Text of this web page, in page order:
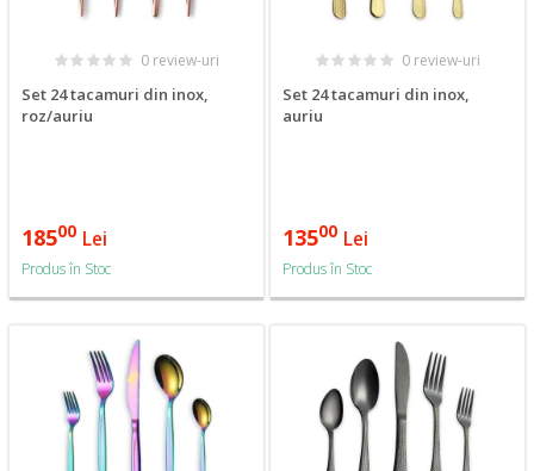
0 review-uri
Set 24 tacamuri din inox,
roz/auriu
18500 Lei
Produs în Stoc
0 review-uri
Set 24 tacamuri din inox,
auriu
13500 Lei
Produs în Stoc